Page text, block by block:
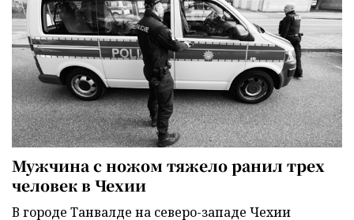
Мужчина с ножом тяжело ранил трех
человек в Чехии
В городе Танвалде на северо-западе Чехии